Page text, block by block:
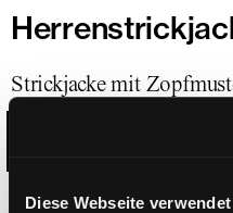
Diese Webseite
Strickjacke mit
GRÖSSE WÄHLEN